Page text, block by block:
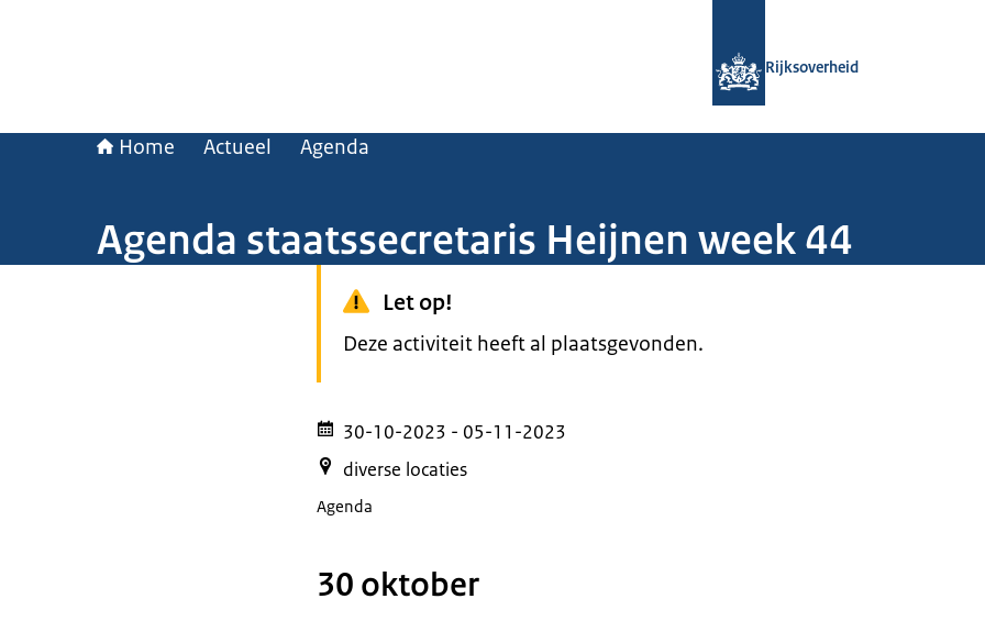
Rijksoverheid
Home Actueel Agenda
Agenda staatssecretaris Heijnen week 44
Let op!
Deze activiteit heeft al plaatsgevonden.
30-10-2023 - 05-11-2023
diverse locaties
Agenda
30 oktober